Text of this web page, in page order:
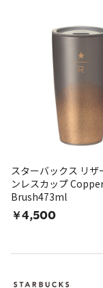
スターバックス リザ
ンレスカップ
Brush473ml
￥4,500